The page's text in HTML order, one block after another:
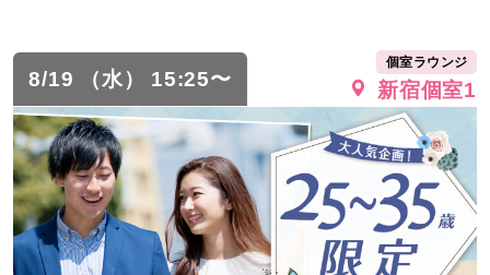
8/19 （水） 15:25〜
個室ラウンジ
新宿個室1